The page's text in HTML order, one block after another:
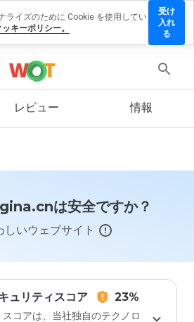
レビュー 情報
は安全ですか？
しいウェブサイト
ュリティスコア 23%
コアは、当社独自のテクノロ
ライズのために Cookie を使用してい
ッキーポリシー。
受け
入れ
る